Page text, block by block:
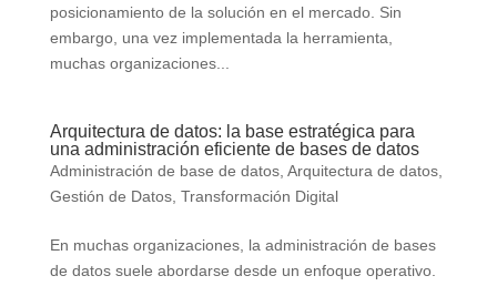
posicionamiento de la solución en el mercado. Sin
embargo, una vez implementada la herramienta,
muchas organizaciones...
Arquitectura de datos: la base estratégica para
una administración eficiente de bases de datos
Administración de base de datos, Arquitectura de datos,
Gestión de Datos, Transformación Digital
En muchas organizaciones, la administración de bases
de datos suele abordarse desde un enfoque operativo.